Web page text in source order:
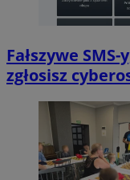
Fałszywe
zgłosisz